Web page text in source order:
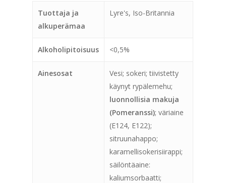
Tuottaja ja
alkuperämaa
Lyre's, Iso-Britannia
Alkoholipitoisuus <0,5%
Ainesosat
Vesi; sokeri; tiivistetty
käynyt rypälemehu;
luonnollisia makuja
(Pomeranssi); väriaine
(E124, E122);
sitruunahappo;
karamellisokerisiirappi;
säilöntäaine:
kaliumsorbaatti;